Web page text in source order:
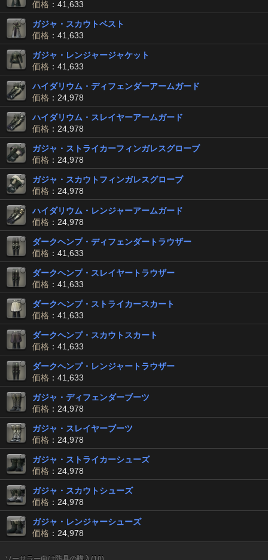
価格 ：41,633
ガジャ・スカウトベスト
価格 ：41,633
ガジャ・レンジャージャケット
価格 ：41,633
ハイダリウム・ディフェンダーアームガード
価格 ：24,978
ハイダリウム・スレイヤーアームガード
価格 ：24,978
ガジャ・ストライカーフィンガレスグローブ
価格 ：24,978
ガジャ・スカウトフィンガレスグローブ
価格 ：24,978
ハイダリウム・レンジャーアームガード
価格 ：24,978
ダークヘンプ・ディフェンダートラウザー
価格 ：41,633
ダークヘンプ・スレイヤートラウザー
価格 ：41,633
ダークヘンプ・ストライカースカート
価格 ：41,633
ダークヘンプ・スカウトスカート
価格 ：41,633
ダークヘンプ・レンジャートラウザー
価格 ：41,633
ガジャ・ディフェンダーブーツ
価格 ：24,978
ガジャ・スレイヤーブーツ
価格 ：24,978
ガジャ・ストライカーシューズ
価格 ：24,978
ガジャ・スカウトシューズ
価格 ：24,978
ガジャ・レンジャーシューズ
価格 ：24,978